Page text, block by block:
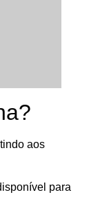
aos
para